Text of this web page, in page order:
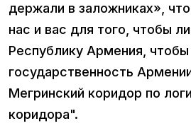
держали в заложниках»,
нас и вас для того, чтобы
Республику Армения, чтобы
государственность
Мегринский коридор по
коридора".